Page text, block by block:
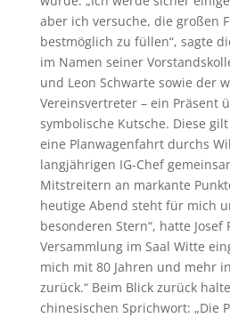
aber ich versuche, die großen
bestmöglich zu füllen“, sagte
im Namen seiner
und Leon Schwarte sowie der
Vereinsvertreter – ein Präsent
symbolische Kutsche. Diese
eine Planwagenfahrt durchs
langjährigen IG-Chef
Mitstreitern an markante
heutige Abend steht für mich
besonderen Stern“, hatte Josef
Versammlung im Saal Witte
mich mit 80 Jahren und mehr
zurück.“ Beim Blick zurück
chinesischen Sprichwort: „Die